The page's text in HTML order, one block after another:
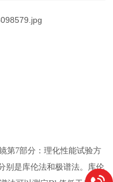
第7部分：理化性能试验方
别是库伦法和极谱法。库伦